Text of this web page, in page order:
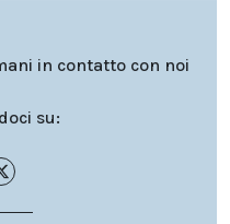
in contatto con noi
su: